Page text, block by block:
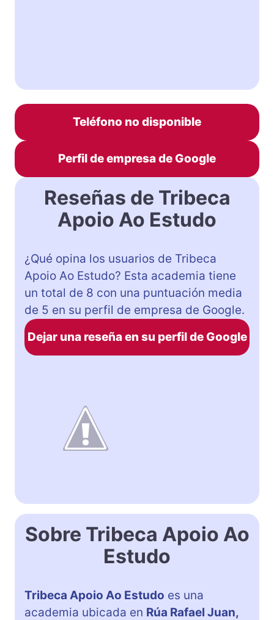
Teléfono no disponible
Perfil de empresa de Google
Reseñas de Tribeca
Apoio Ao Estudo
¿Qué opina los usuarios de Tribeca
Apoio Ao Estudo? Esta academia tiene
un total de 8 con una puntuación media
de 5 en su perfil de empresa de Google.
Dejar una reseña en su perfil de Google
Sobre Tribeca Apoio Ao
Estudo
Tribeca Apoio Ao Estudo es una
academia ubicada en Rúa Rafael Juan,